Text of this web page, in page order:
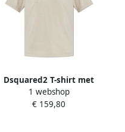
Dsquared2 T-shirt met
bedrukt logo Beige Dames
1 webshop
€ 159,80